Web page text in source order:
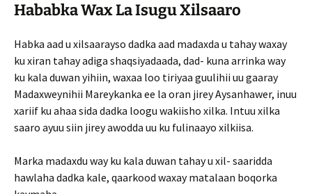
Hababka Wax La Isugu Xilsaaro
Habka aad u xilsaarayso dadka aad madaxda u tahay waxay
ku xiran tahay adiga shaqsiyadaada, dad- kuna arrinka way
ku kala duwan yihiin, waxaa loo tiriyaa guulihii uu gaaray
Madaxweynihii Mareykanka ee la oran jirey Aysanhawer, inuu
xariif ku ahaa sida dadka loogu wakiisho xilka. Intuu xilka
saaro ayuu siin jirey awodda uu ku fulinaayo xilkiisa.
Marka madaxdu way ku kala duwan tahay u xil- saaridda
hawlaha dadka kale, qaarkood waxay matalaan boqorka